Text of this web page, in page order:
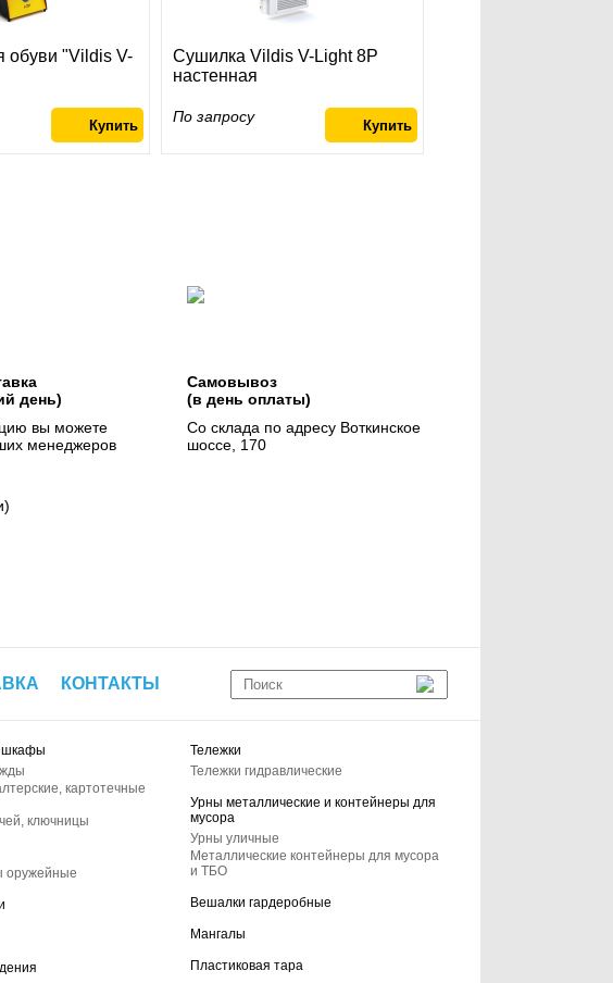
обуви "Vildis V-
Cушилка Vildis V-Light 8P
настенная
По запросу
день)
вы можете
менеджеров
Самовывоз
(в день оплаты)
Со склада по адресу Воткинское
шоссе, 170
КОНТАКТЫ
шкафы
картотечные
ключницы
Тележки
Тележки гидравлические
Урны металлические и контейнеры для
мусора
Урны уличные
Металлические контейнеры для мусора
и ТБО
Вешалки гардеробные
Мангалы
Пластиковая тара